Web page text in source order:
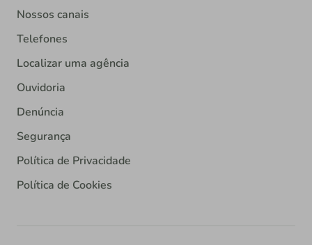
Nossos canais
Telefones
Localizar uma agência
Ouvidoria
Denúncia
Segurança
Política de Privacidade
Política de Cookies